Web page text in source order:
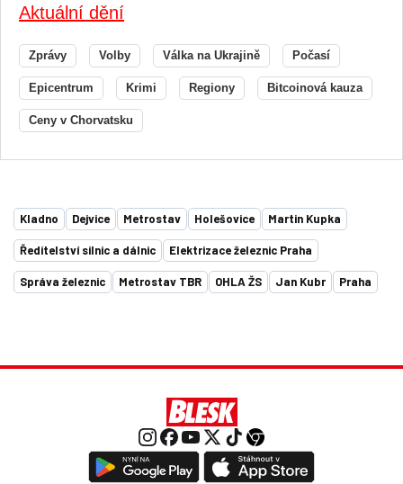
Aktuální dění
Zprávy Volby Válka na Ukrajině Počasí
Epicentrum Krimi Regiony Bitcoinová kauza
Ceny v Chorvatsku
Kladno Dejvice Metrostav Holešovice Martin Kupka
Ředitelství silnic a dálnic Elektrizace železnic Praha
Správa železnic Metrostav TBR OHLA ŽS Jan Kubr Praha